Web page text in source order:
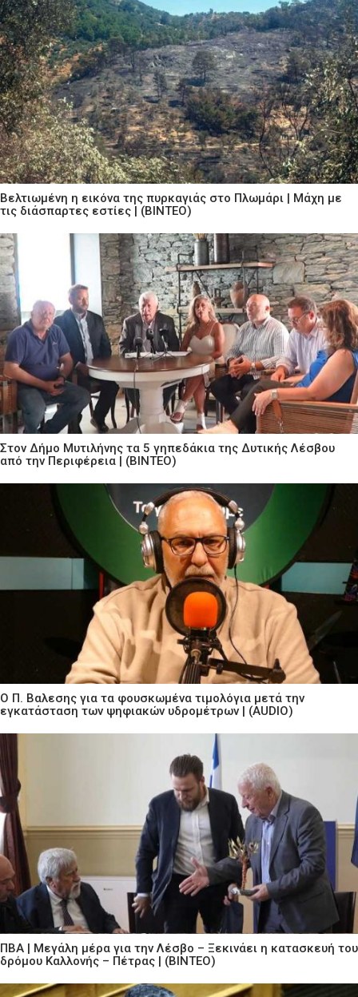
Βελτιωμένη η εικόνα της πυρκαγιάς στο Πλωμάρι | Μάχη με
τις διάσπαρτες εστίες | (ΒΙΝΤΕΟ)
Στον Δήμο Μυτιλήνης τα 5 γηπεδάκια της Δυτικής Λέσβου
από την Περιφέρεια | (ΒΙΝΤΕΟ)
Ο Π. Βαλεσης για τα φουσκωμένα τιμολόγια μετά την
εγκατάσταση των ψηφιακών υδρομέτρων | (AUDIO)
ΠΒΑ | Μεγάλη μέρα για την Λέσβο – Ξεκινάει η κατασκευή του
δρόμου Καλλονής – Πέτρας | (ΒΙΝΤΕΟ)